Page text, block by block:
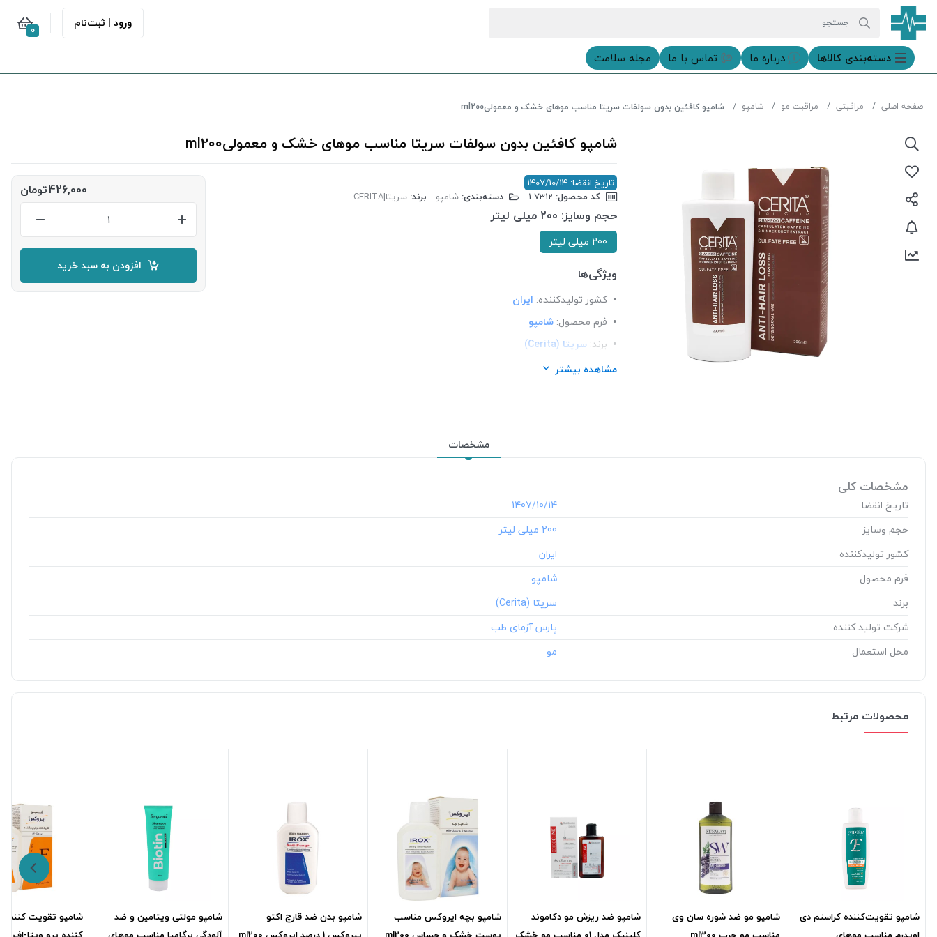
ورود | ثبت‌نام 0
دسته‌بندی‌ کالاها درباره ما تماس با ما مجله سلامت
صفحه اصلی مراقبتی مراقبت مو شامپو شامپو کافئین بدون سولفات سریتا مناسب موهای خشک و معمولیml200
شامپو کافئین بدون سولفات سریتا مناسب موهای خشک و معمولیml200
تاریخ انقضا: 1407/10/14
کد محصول:
دسته‌بندی: شامپو برند: سریتا|CERITA
حجم وسایز: 200 میلی لیتر
200 میلی لیتر
ویژگی‌ها
کشور تولید‎کننده:
ایران
فرم محصول: شامپو
برند: سریتا (Cerita)
شرکت تولید کننده:
مشاهده بیشتر
426,000تومان
افزودن به سبد خرید
مشخصات
مشخصات کلی
تاریخ انقضا
‎1407/10/14
حجم وسایز
‎200 میلی لیتر
کشور تولید‎کننده
فرم محصول
برند
شرکت تولید کننده
محل استعمال
محصولات مرتبط
شامپو تقویت‌کننده کراستم دی
شامپو مو ضد شوره سان وی
شامپو ضد ریزش مو دکاموند
شامپو بچه ایروکس مناسب
شامپو بدن ضد قارچ اکتو
شامپو مولتی ویتامین و ضد
شامپو تقویت کننده